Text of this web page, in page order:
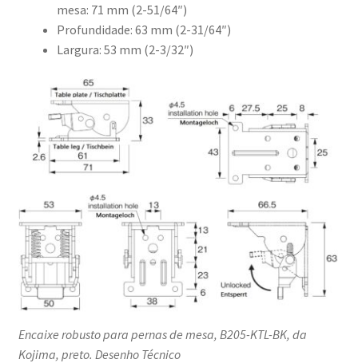
mesa: 71 mm (2-51/64″)
Profundidade: 63 mm (2-31/64″)
Largura: 53 mm (2-3/32″)
Encaixe robusto para pernas de mesa, B205-KTL-BK, da
Kojima, preto. Desenho Técnico